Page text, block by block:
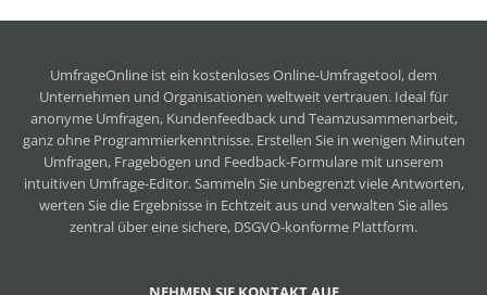
UmfrageOnline ist ein kostenloses Online-Umfragetool, dem
Unternehmen und Organisationen weltweit vertrauen. Ideal für
anonyme Umfragen, Kundenfeedback und Teamzusammenarbeit,
ganz ohne Programmierkenntnisse. Erstellen Sie in wenigen Minuten
Umfragen, Fragebögen und Feedback-Formulare mit unserem
intuitiven Umfrage-Editor. Sammeln Sie unbegrenzt viele Antworten,
werten Sie die Ergebnisse in Echtzeit aus und verwalten Sie alles
zentral über eine sichere, DSGVO-konforme Plattform.